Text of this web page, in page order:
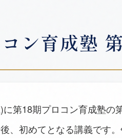
ン育成塾
第18期プロコン育成塾の
、初めてとなる講義です